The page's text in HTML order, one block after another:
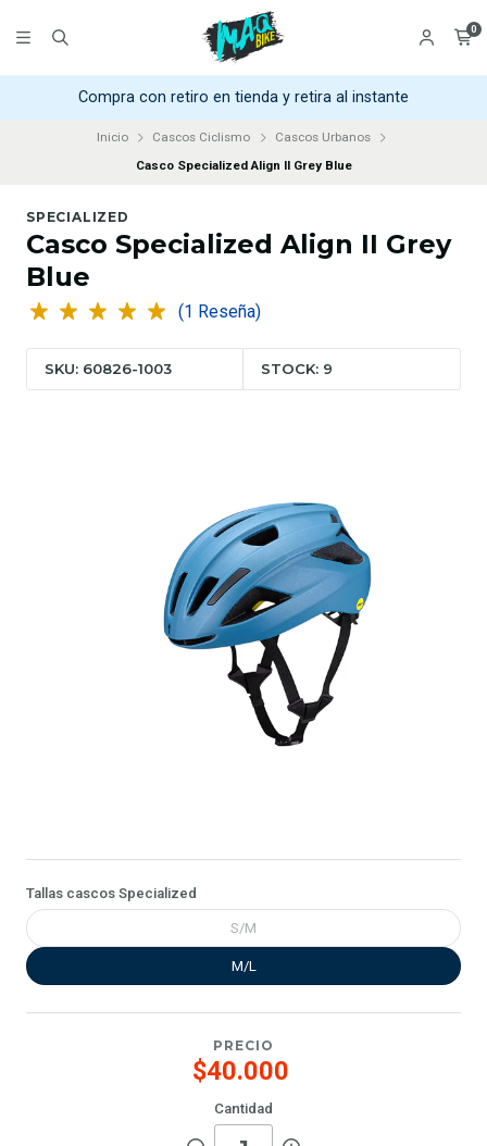
0
Compra con retiro en tienda y retira al instante
Inicio Cascos Ciclismo
Cascos Urbanos
Casco Specialized Align II Grey Blue
SPECIALIZED
Casco Specialized Align II Grey
Blue
(1 Reseña)
SKU: 60826-1003 STOCK: 9
Tallas cascos Specialized
S/M
M/L
PRECIO
$40.000
Cantidad